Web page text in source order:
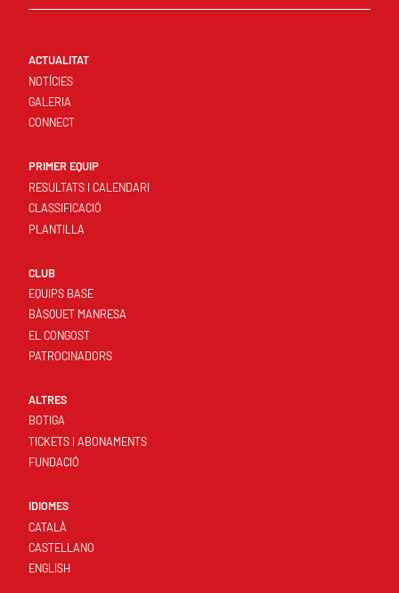
ACTUALITAT
NOTÍCIES
GALERIA
CONNECT
PRIMER EQUIP
RESULTATS I CALENDARI
CLASSIFICACIÓ
PLANTILLA
CLUB
EQUIPS BASE
BÀSQUET MANRESA
EL CONGOST
PATROCINADORS
ALTRES
BOTIGA
TICKETS I ABONAMENTS
FUNDACIÓ
IDIOMES
CATALÀ
CASTELLANO
ENGLISH